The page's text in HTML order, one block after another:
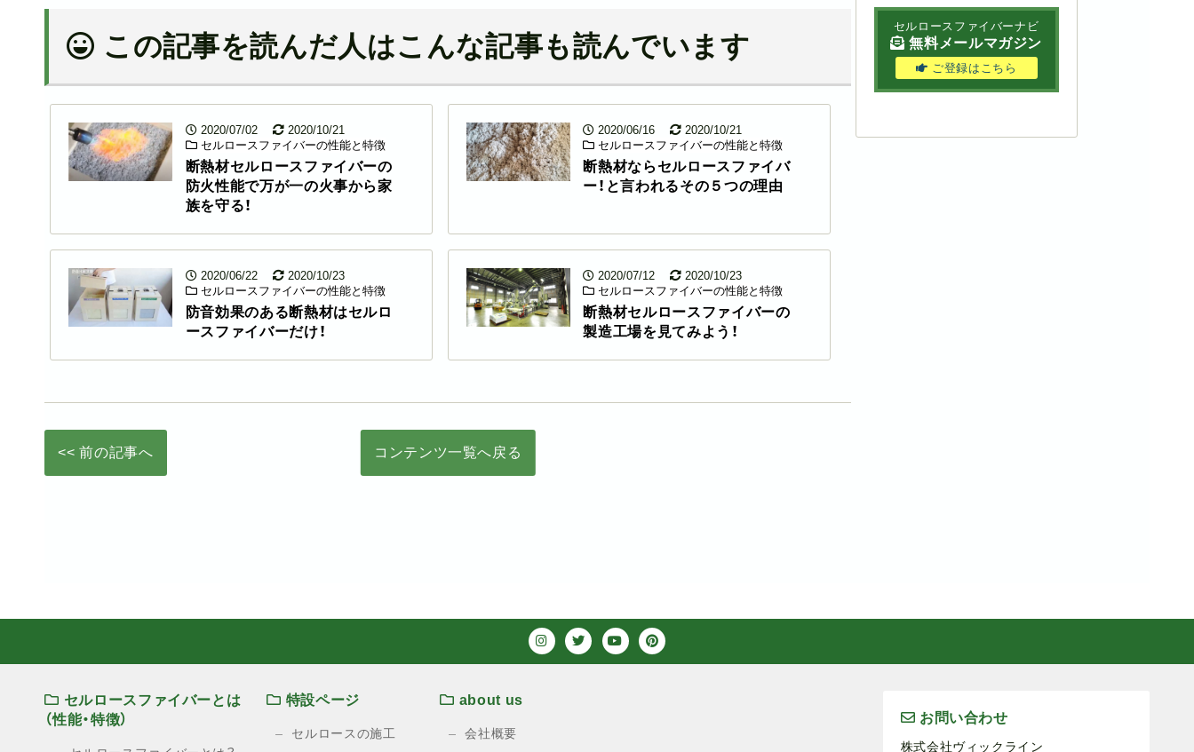
この記事を読んだ人はこんな記事も読んでいます
2020/07/02
2020/10/21
セルロースファイバーの性能と特徴
断熱材セルロースファイバーの
防火性能で万が一の火事から家
族を守る！
2020/06/16
2020/10/21
セルロースファイバーの性能と特徴
断熱材ならセルロースファイバ
ー！と言われるその５つの理由
2020/06/22
2020/10/23
セルロースファイバーの性能と特徴
防音効果のある断熱材はセルロ
ースファイバーだけ！
2020/07/12
2020/10/23
セルロースファイバーの性能と特徴
断熱材セルロースファイバーの
製造工場を見てみよう！
<< 前の記事へ コンテンツ一覧へ戻る
セルロースファイバーナビ
無料メールマガジン
ご登録はこちら
セルロースファイバーとは
（性能・特徴）
特設ページ
セルロースの施工
about us
会社概要
お問い合わせ
株式会社ヴィックライン